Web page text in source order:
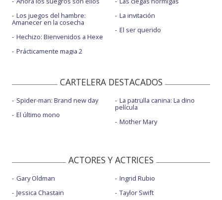
Los juegos del hambre:
Amanecer en la cosecha
Hechizo: Bienvenidos a Hexe
Prácticamente magia 2
La invitación
El ser querido
CARTELERA DESTACADOS
Spider-man: Brand new day
El último mono
La patrulla canina: La dino
película
Mother Mary
ACTORES Y ACTRICES
Gary Oldman
Jessica Chastain
Ingrid Rubio
Taylor Swift